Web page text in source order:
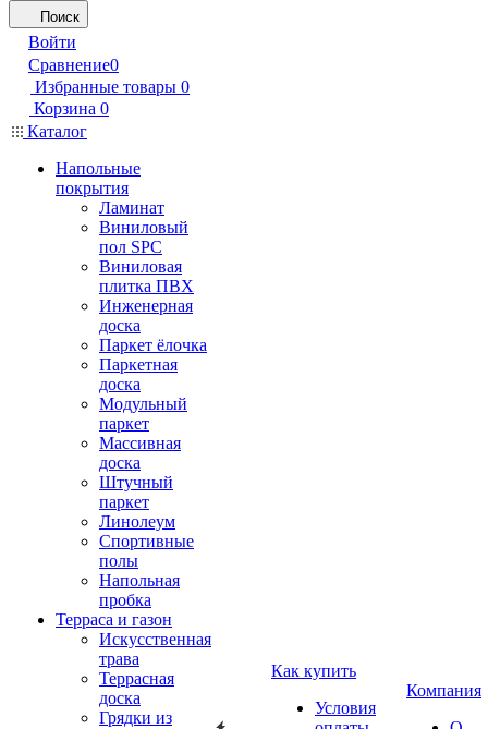
Поиск
Войти
Сравнение0
Избранные товары 0
Корзина 0
Каталог
Напольные
покрытия
Ламинат
Виниловый
пол SPC
Виниловая
плитка ПВХ
Инженерная
доска
Паркет ёлочка
Паркетная
доска
Модульный
паркет
Массивная
доска
Штучный
паркет
Линолеум
Спортивные
полы
Напольная
пробка
Терраса и газон
Искусственная
трава
Террасная
доска
Грядки из
Как купить
Условия
Компания